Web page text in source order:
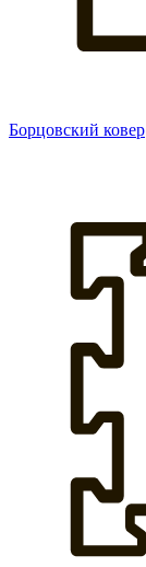
Борцовский ковер